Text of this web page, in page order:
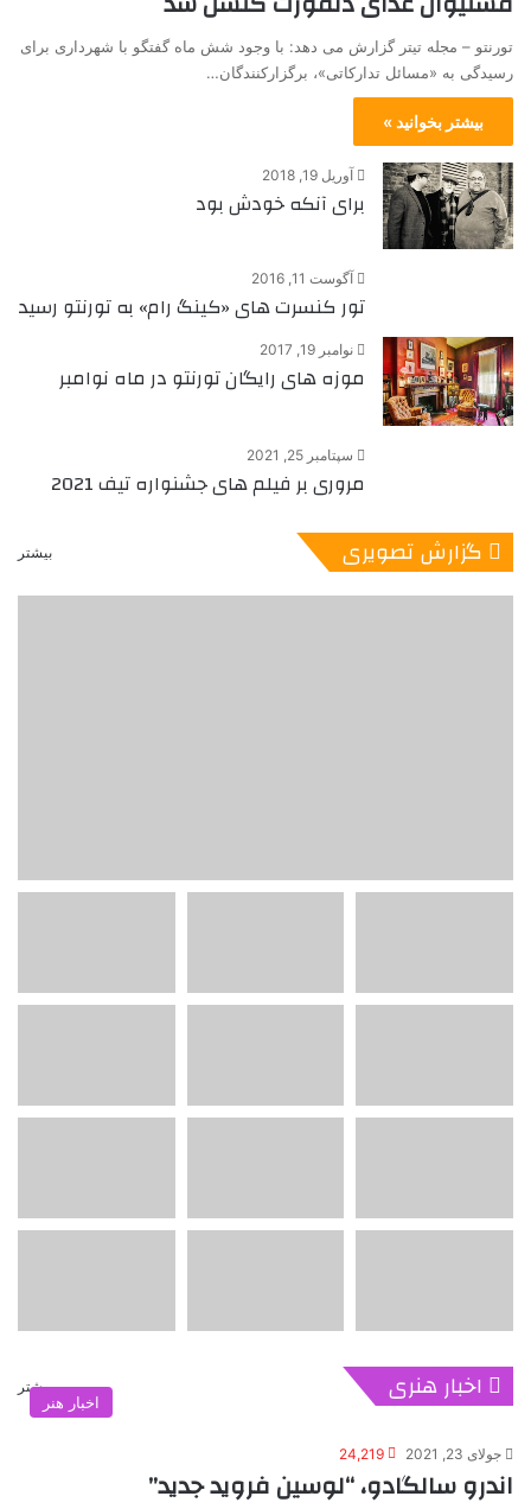
تورنتو – مجله تیتر گزارش می دهد: با وجود شش ماه گفتگو با شهرداری برای
رسیدگی به «مسائل تدارکاتی»، برگزارکنندگان…
بیشتر بخوانید »
آوریل 19, 2018
برای آنکه خودش بود
آگوست 11, 2016
تور کنسرت های «کینگ رام» به تورنتو رسید
نوامبر 19, 2017
موزه های رایگان تورنتو در ماه نوامبر
سپتامبر 25, 2021
مروری بر فیلم های جشنواره تیف 2021
گزارش تصویری بیشتر
اخبار هنری بیشتر
اخبار هنر
جولای 23, 2021 24,219
اندرو سالگادو، “لوسین فروید جدید”